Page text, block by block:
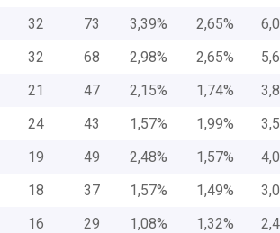
32 73 3,39% 2,65%
32 68 2,98% 2,65%
21 47 2,15% 1,74%
24 43 1,57% 1,99%
19 49 2,48% 1,57%
18 37 1,57% 1,49%
16 29 1,08% 1,32%